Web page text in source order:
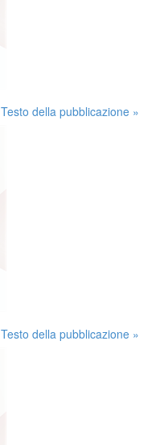
Testo della pubblicazione »
Testo della pubblicazione »